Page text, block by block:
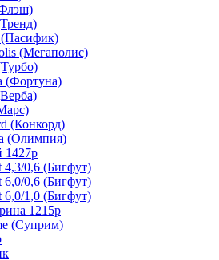
(Мегаполис)
(Фортуна)
(Конкорд)
(Олимпия)
1427р
4,3/0,6 (Бигфут)
6,0/0,6 (Бигфут)
6,0/1,0 (Бигфут)
1215р
(Суприм)